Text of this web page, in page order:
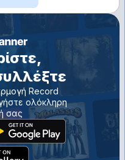
Record
ολόκληρη
σας